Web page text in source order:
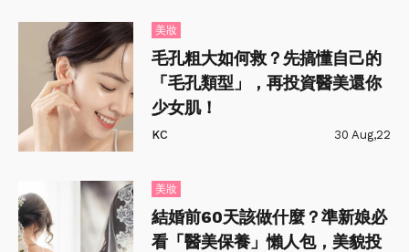
美妝
毛孔粗大如何救？先搞懂自己的
「毛孔類型」，再投資醫美還你
少女肌！
KC 30 Aug,22
美妝
結婚前60天該做什麼？準新娘必
看「醫美保養」懶人包，美貌投